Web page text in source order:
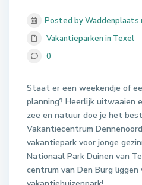
Posted by
Vakantieparken in Texel
0
Staat er een weekendje of
planning? Heerlijk uitwaaien
zee en natuur doe je het
Vakantiecentrum
vakantiepark voor jonge
Nationaal Park Duinen van
centrum van Den Burg liggen